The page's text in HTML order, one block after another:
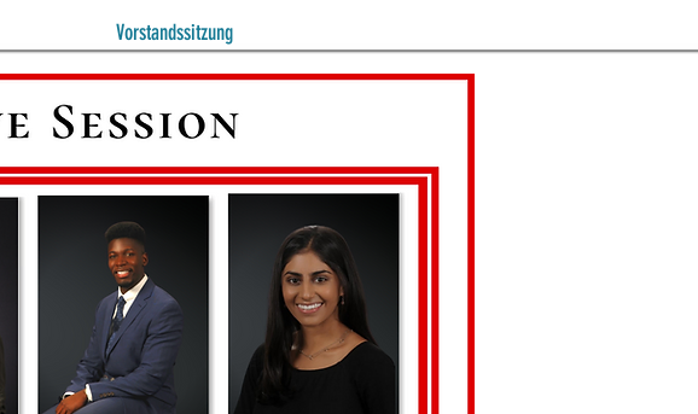
Vorstandssitzung